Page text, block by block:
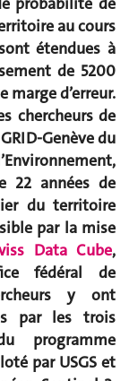
au cours
étendues à
de 5200
d’erreur.
chercheurs de
Genève du
22 années de
du territoire
par la mise
Data Cube,
fédéral de
y ont
par les trois
programme
par USGS et